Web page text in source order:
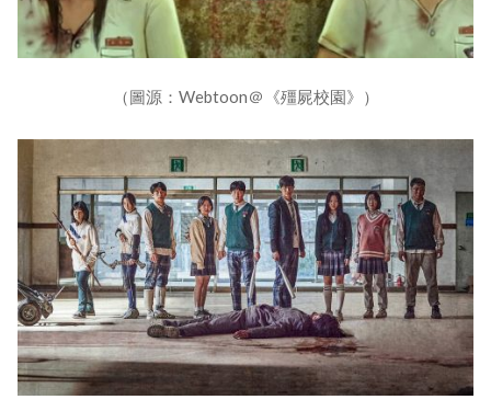
（圖源：Webtoon＠《殭屍校園》）